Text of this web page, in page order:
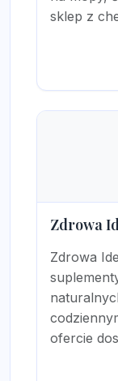
sklep z
Zdrowa
Zdrowa
ofercie